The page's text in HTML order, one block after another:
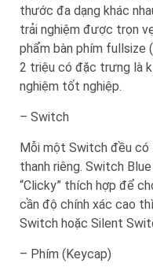
thước đa dạng khác
trải nghiệm được trọn
phẩm bàn phím fullsize
2 triệu có đặc trưng là
nghiệm tốt nghiệp.
– Switch
Mỗi một Switch đều có
thanh riêng. Switch
“Clicky” thích hợp để
cần độ chính xác cao
Switch hoặc Silent
– Phím (Keycap)